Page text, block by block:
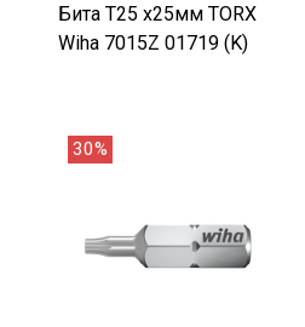
Бита T25 х25мм TORX
Wiha 7015Z 01719 (K)
30%